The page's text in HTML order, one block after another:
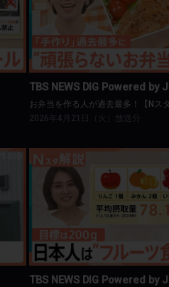
TBS NEWS DIG Powered
お弁当を作る人が過去最多！
TBS NEWS DIG Powered by
お弁当を作る人が過去最多！【Nスタ
2026年4月21日（火）放送分
TBS NEWS DIG Powered
日本人の“フルーツ離れ”が深刻
TBS NEWS DIG Powered by